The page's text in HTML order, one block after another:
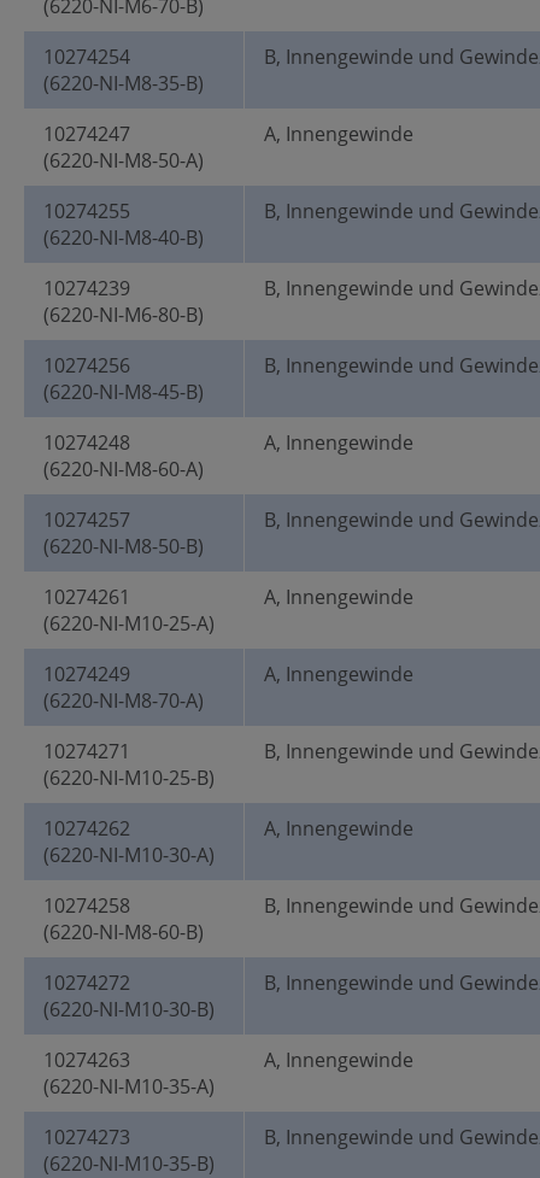
(6220-NI-M6-70-B)
10274254
(6220-NI-M8-35-B)
B, Innengewinde und
10274247
(6220-NI-M8-50-A)
A, Innengewinde
10274255
(6220-NI-M8-40-B)
B, Innengewinde und
10274239
(6220-NI-M6-80-B)
B, Innengewinde und
10274256
(6220-NI-M8-45-B)
B, Innengewinde und
10274248
(6220-NI-M8-60-A)
A, Innengewinde
10274257
(6220-NI-M8-50-B)
B, Innengewinde und
10274261
(6220-NI-M10-25-A)
A, Innengewinde
10274249
(6220-NI-M8-70-A)
A, Innengewinde
10274271
(6220-NI-M10-25-B)
B, Innengewinde und
10274262
(6220-NI-M10-30-A)
A, Innengewinde
10274258
(6220-NI-M8-60-B)
B, Innengewinde und
10274272
(6220-NI-M10-30-B)
B, Innengewinde und
10274263
(6220-NI-M10-35-A)
A, Innengewinde
10274273
(6220-NI-M10-35-B)
B, Innengewinde und